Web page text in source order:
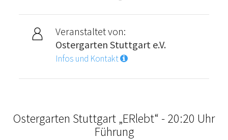
Veranstaltet von:
Ostergarten Stuttgart e.V.
Infos und Kontakt
Ostergarten Stuttgart „ERlebt“ - 20:20 Uhr
Führung